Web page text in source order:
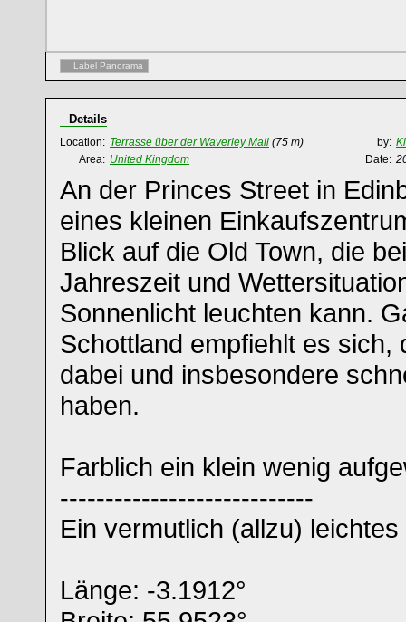
Label Panorama
Details
Location: Terrasse über der Waverley Mall (75 m) by:
Area: United Kingdom Date:
An der Princes Street in
eines kleinen
Blick auf die Old Town, die
Jahreszeit und
Sonnenlicht leuchten kann.
Schottland empfiehlt es sich,
dabei und insbesondere
haben.
Farblich ein klein wenig
----------------------------
Ein vermutlich (allzu)
Länge: -3.1912°